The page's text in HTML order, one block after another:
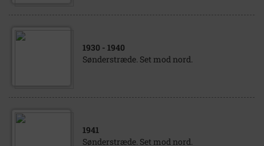
1930 - 1940
Sønderstræde. Set mod nord.
1941
Sønderstræde. Set mod nord.